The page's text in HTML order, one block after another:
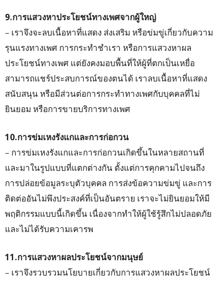
9.การแสวงหาประโยชน์ทางเพศจากผู้ใหญ่
– เราจึงจะลบเนื้อหาที่แสดง ส่งเสริม หรือข่มขู่เกี่ยวกับความ
รุนแรงทางเพศ การกระทำชำเรา หรือการแสวงหาผล
ประโยชน์ทางเพศ แต่ยังคงมอบพื้นที่ให้ผู้ที่ตกเป็นเหยื่อ
สามารถแชร์ประสบการณ์ของตนได้ เราลบเนื้อหาที่แสดง
สนับสนุน หรือมีส่วนต่อการกระทำทางเพศกับบุคคลที่ไม่
ยินยอม หรือการขายบริการทางเพศ
10.การข่มเหงรังแกและการก่อกวน
– การข่มเหงรังแกและการก่อกวนเกิดขึ้นในหลายสถานที่
และมาในรูปแบบที่แตกต่างกัน ตั้งแต่การคุกคามไปจนถึง
การปล่อยข้อมูลระบุตัวบุคคล การส่งข้อความข่มขู่ และการ
ติดต่ออันไม่พึงประสงค์ที่เป็นอันตราย เราจะไม่ยินยอมให้มี
พฤติกรรมแบบนี้เกิดขึ้น เนื่องจากทำให้ผู้ใช้รู้สึกไม่ปลอดภัย
และไม่ได้รับความเคารพ
11.การแสวงหาผลประโยชน์จากมนุษย์
– เราจึงรวบรวมนโยบายเกี่ยวกับการแสวงหาผลประโยชน์